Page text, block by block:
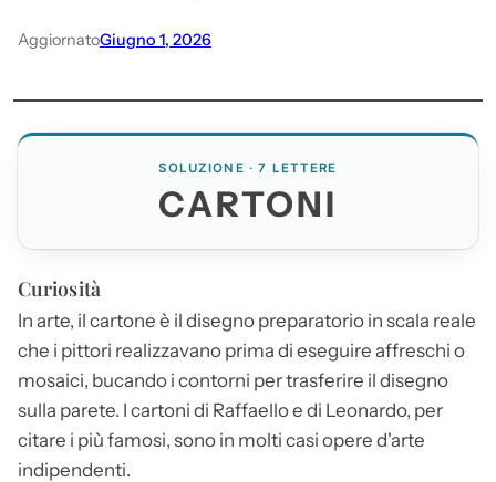
AggiornatoGiugno 1, 2026
SOLUZIONE · 7 LETTERE
CARTONI
Curiosità
In arte, il cartone è il disegno preparatorio in scala reale
che i pittori realizzavano prima di eseguire affreschi o
mosaici, bucando i contorni per trasferire il disegno
sulla parete. I cartoni di Raffaello e di Leonardo, per
citare i più famosi, sono in molti casi opere d'arte
indipendenti.